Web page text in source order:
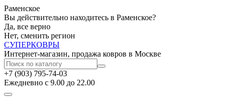
Раменское
Вы действительно находитесь в Раменское?
Да, все верно
Нет, сменить регион
СУПЕРКОВРЫ
Интернет-магазин, продажа ковров в Москве
+7 (903) 795-74-03
Ежедневно с 9.00 до 22.00